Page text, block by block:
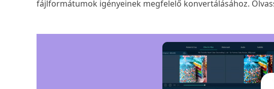
fájlformátumok igényeinek megfelelő konvertálásához.